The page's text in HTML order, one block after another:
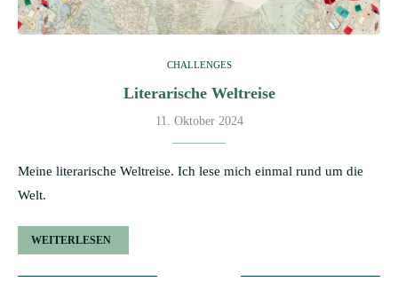
CHALLENGES
Literarische Weltreise
11. Oktober 2024
Meine literarische Weltreise. Ich lese mich einmal rund um die
Welt.
WEITERLESEN